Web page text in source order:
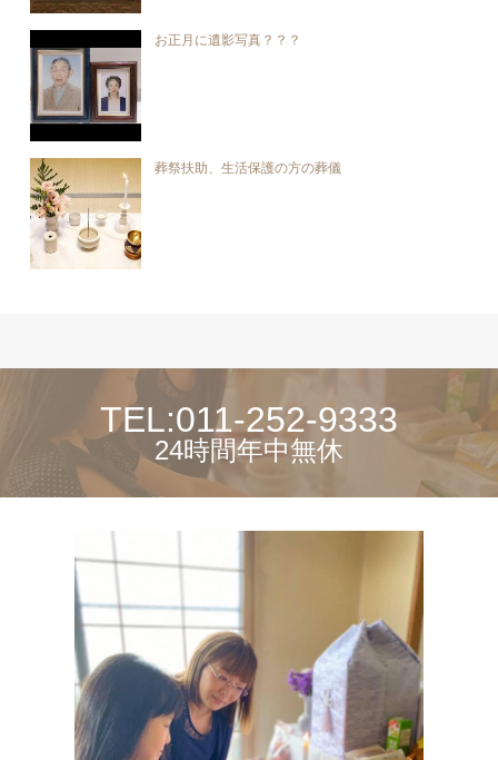
お正月に遺影写真？？？
葬祭扶助、生活保護の方の葬儀
TEL:011-252-9333
24時間年中無休